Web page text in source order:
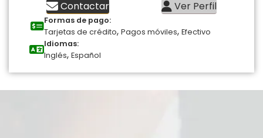
Contactar
Ver Perfil
Formas de pago:
Tarjetas de crédito, Pagos móviles, Efectivo
Idiomas:
Inglés, Español